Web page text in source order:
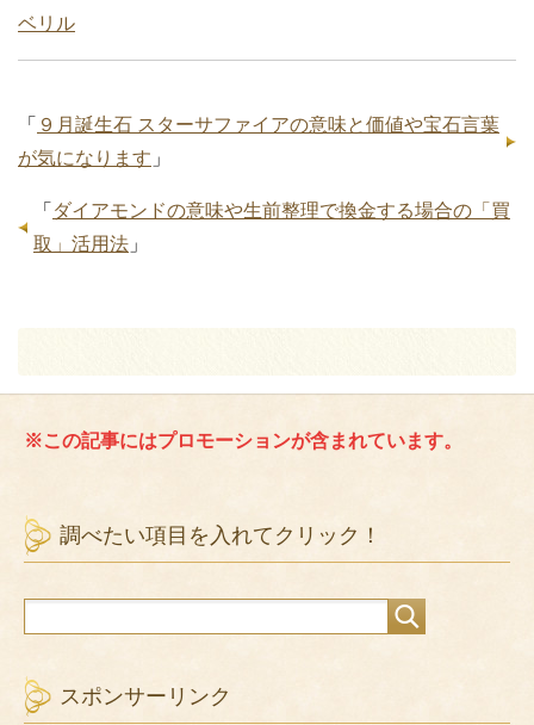
ベリル
「 ９月誕生石 スターサファイアの意味と価値や宝石言葉
が気になります 」
「 ダイアモンドの意味や生前整理で換金する場合の「買
取」活用法 」
※この記事にはプロモーションが含まれています。
調べたい項目を入れてクリック！
スポンサーリンク